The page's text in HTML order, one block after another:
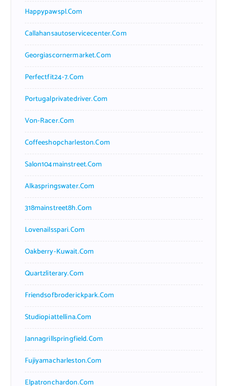
Happypawspl.com
Callahansautoservicecenter.com
Georgiascornermarket.com
Perfectfit24-7.com
Portugalprivatedriver.com
Von-Racer.com
Coffeeshopcharleston.com
Salon104mainstreet.com
Alkaspringswater.com
318mainstreet8h.com
Lovenailsspari.com
Oakberry-Kuwait.com
Quartzliterary.com
Friendsofbroderickpark.com
Studiopiattellina.com
Jannagrillspringfield.com
Fujiyamacharleston.com
Elpatronchardon.com